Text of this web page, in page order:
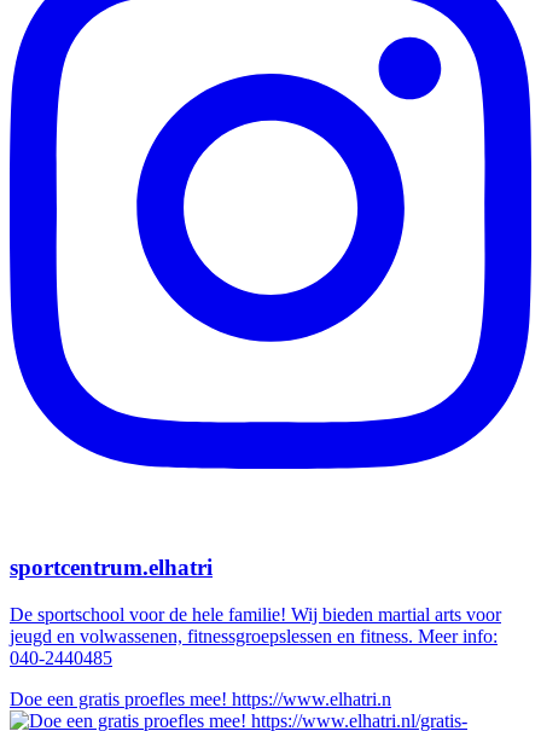
sportcentrum.elhatri
De sportschool voor de hele familie! Wij bieden martial arts voor
jeugd en volwassenen, fitnessgroepslessen en fitness. Meer info:
040-2440485
Doe een gratis proefles mee! https://www.elhatri.n